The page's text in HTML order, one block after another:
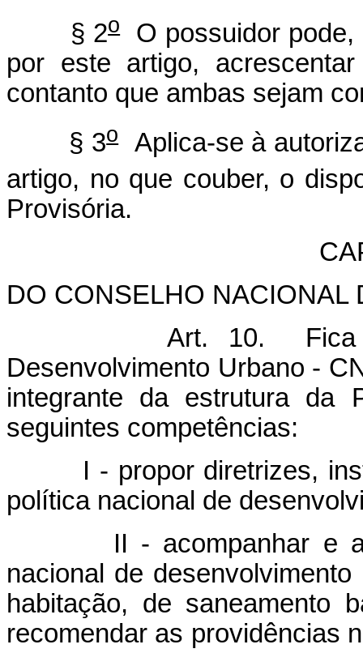
§ 2oO possuidor pode,
por este artigo,
contanto que ambas sejam
§ 3oAplica-se à
artigo, no que couber, o
Provisória.
DO CONSELHO NACIONAL
Art. 10. Fica
Desenvolvimento Urbano -
integrante da estrutura da
seguintes competências:
I - propor diretrizes,
política nacional de
II - acompanhar e
nacional de
habitação, de saneamento
recomendar as providências